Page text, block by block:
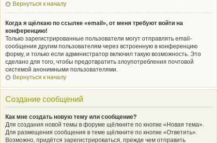
Вернуться к началу
Когда я щёлкаю по ссылке «email», от меня требуют войти на
конференцию!
Только зарегистрированные пользователи могут отправлять email-
сообщения другим пользователям через встроенную в конференцию
форму, и только если администратор включил такую возможность. Это
сделано для того, чтобы предотвратить злоупотребления почтовой
системой анонимными пользователями.
Вернуться к началу
Создание сообщений
Как мне создать новую тему или сообщение?
Для создания новой темы в форуме щёлкните по кнопке «Новая тема».
Для размещения сообщения в теме щёлкните по кнопке «Ответить».
Возможно, придётся зарегистрироваться, прежде чем отправить